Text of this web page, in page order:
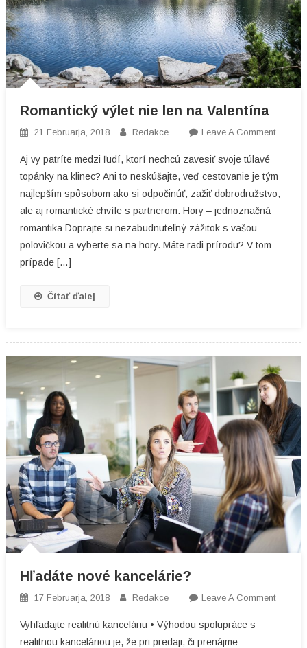
Romantický výlet nie len na Valentína
21 Februarja, 2018 Redakce Leave A CommentOn
Nie
Len
Aj vy patríte medzi ľudí, ktorí nechcú zavesiť svoje túlavé
topánky na klinec? Ani to neskúšajte, veď cestovanie je tým
najlepším spôsobom ako si odpočinúť, zažiť dobrodružstvo,
ale aj romantické chvíle s partnerom. Hory – jednoznačná
romantika Doprajte si nezabudnuteľný zážitok s vašou
polovičkou a vyberte sa na hory. Máte radi prírodu? V tom
prípade […]
Čítať ďalej
Hľadáte nové kancelárie?
17 Februarja, 2018 Redakce Leave A CommentOn
Vyhľadajte realitnú kanceláriu • Výhodou spolupráce s
realitnou kanceláriou je, že pri predaji, či prenájme